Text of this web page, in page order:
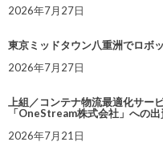
2026年7月27日
東京ミッドタウン八重洲でロボ
2026年7月27日
上組／コンテナ物流最適化サー
「OneStream株式会社」への
2026年7月21日